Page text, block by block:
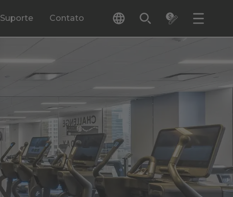
Suporte Contato